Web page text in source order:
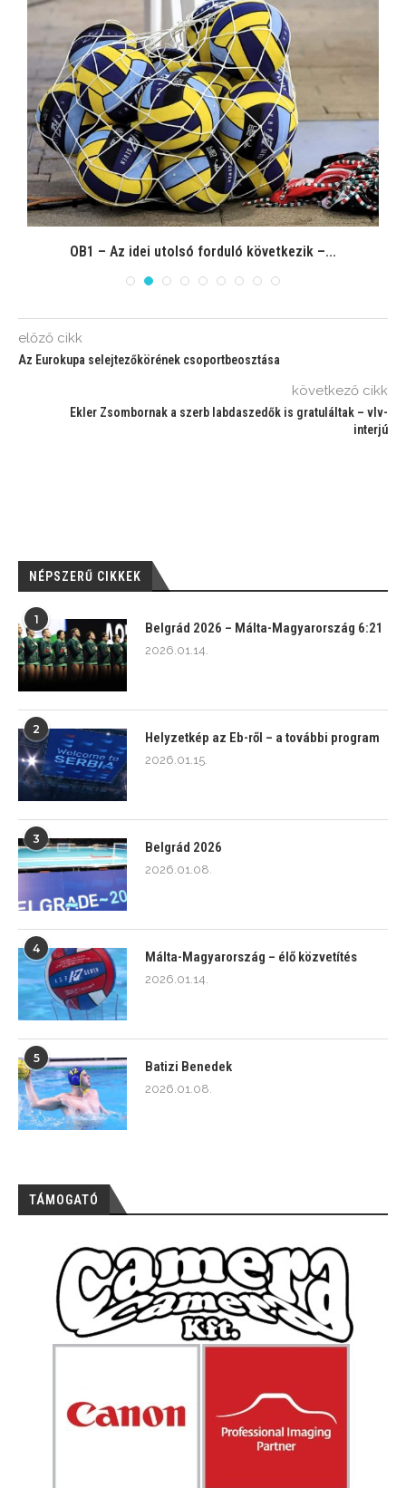
OB1 – Az idei utolsó forduló következik –...
előző cikk
Az Eurokupa selejtezőkörének csoportbeosztása
következő cikk
Ekler Zsombornak a szerb labdaszedők is gratuláltak – vlv-
interjú
NÉPSZERŰ CIKKEK
1
Belgrád 2026 – Málta-Magyarország 6:21
2026.01.14.
2
Helyzetkép az Eb-ről – a további program
2026.01.15.
3
Belgrád 2026
2026.01.08.
4
Málta-Magyarország – élő közvetítés
2026.01.14.
5
Batizi Benedek
2026.01.08.
TÁMOGATÓ